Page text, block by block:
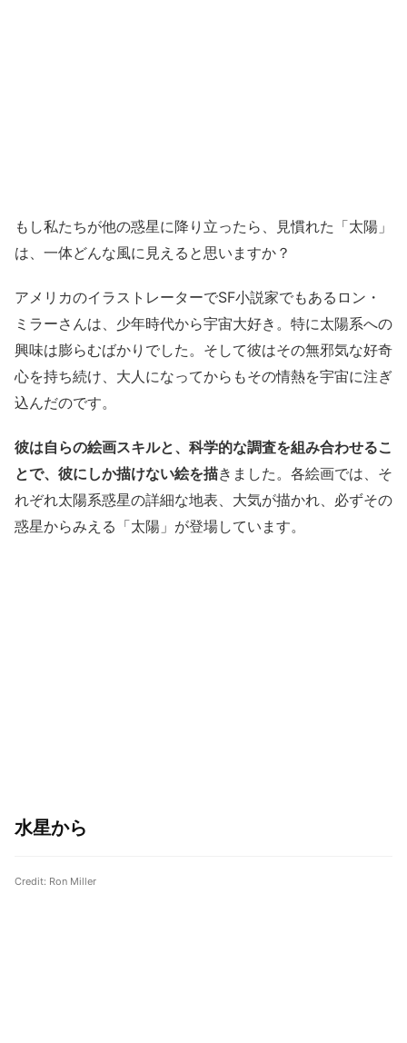
もし私たちが他の惑星に降り立ったら、見慣れた「太陽」
は、一体どんな風に見えると思いますか？
アメリカのイラストレーターでSF小説家でもあるロン・
ミラーさんは、少年時代から宇宙大好き。特に太陽系への
興味は膨らむばかりでした。そして彼はその無邪気な好奇
心を持ち続け、大人になってからもその情熱を宇宙に注ぎ
込んだのです。
彼は自らの絵画スキルと、科学的な調査を組み合わせるこ
とで、彼にしか描けない絵を描きました。各絵画では、そ
れぞれ太陽系惑星の詳細な地表、大気が描かれ、必ずその
惑星からみえる「太陽」が登場しています。
水星から
Credit: Ron Miller